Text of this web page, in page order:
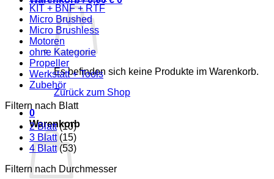
Es befinden sich keine Produkte im Warenkorb.
Zurück zum Shop
0
Warenkorb
KIT + BNF + RTF
Micro Brushed
Micro Brushless
Motoren
ohne Kategorie
Propeller
Werkstatt + Tools
Zubehör
Filtern nach Blatt
2 Blatt (10)
3 Blatt (15)
4 Blatt (53)
Filtern nach Durchmesser